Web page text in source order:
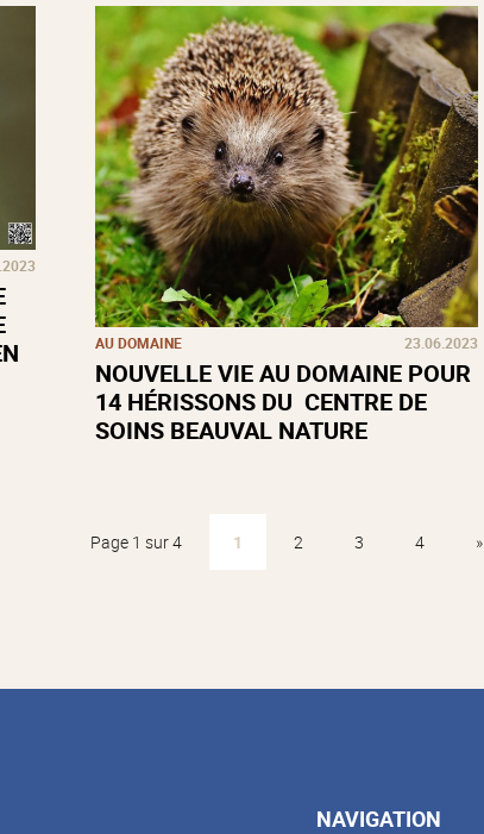
AU DOMAINE 23.06.2023
NOUVELLE VIE AU DOMAINE POUR
14 HÉRISSONS DU CENTRE DE
SOINS BEAUVAL NATURE
Page 1 sur 4 1 2 3 4 »
NAVIGATION